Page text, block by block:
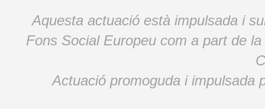
Aquesta actuació està impulsada i
Fons Social Europeu com a part de
Actuació promoguda i impulsada